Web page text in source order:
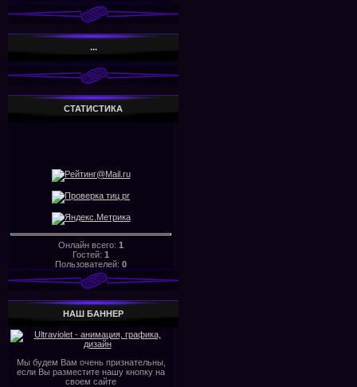
...
СТАТИСТИКА
Онлайн всего: 1
Гостей: 1
Пользователей: 0
НАШ БАHHЕР
Мы будем Вам очень признательны,
если Вы разместите нашу кнопку на
своем сайте